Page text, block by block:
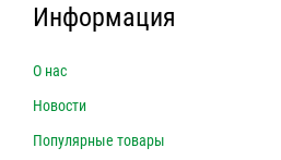
Информация
О нас
Новости
Популярные товары